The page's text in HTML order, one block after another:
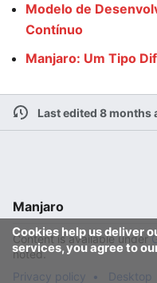
Modelo de
Contínuo
Manjaro: Um Tipo
Last edited 8 months
Cookies help us deliver
services, you agree to
Manjaro
Content is available under
noted.
Privacy policy
Desktop